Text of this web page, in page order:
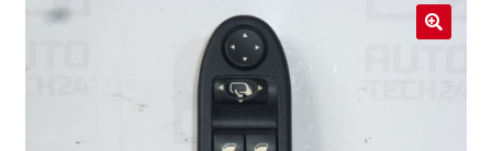
Coș